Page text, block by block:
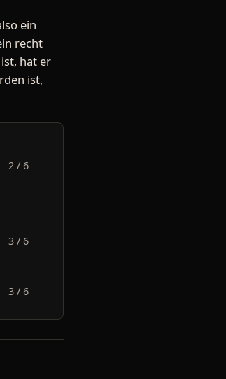
ein
recht
hat er
ist,
2 / 6
3 / 6
3 / 6